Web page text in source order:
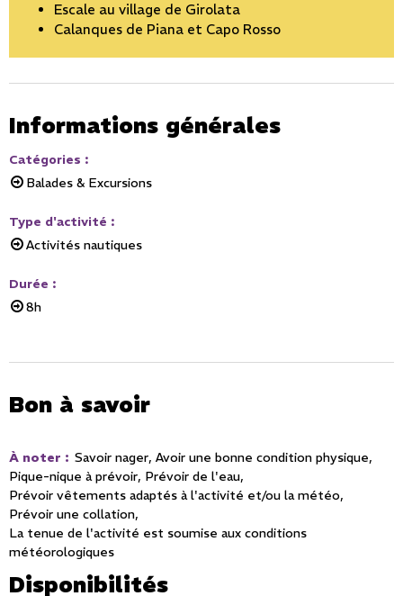
Escale au village de Girolata
Calanques de Piana et Capo Rosso
Informations générales
Catégories :
Balades & Excursions
Type d'activité :
Activités nautiques
Durée :
8h
Bon à savoir
À noter : Savoir nager Avoir une bonne condition physique
Pique-nique à prévoir Prévoir de l'eau
Prévoir vêtements adaptés à l'activité et/ou la météo
Prévoir une collation
La tenue de l'activité est soumise aux conditions
météorologiques
Disponibilités